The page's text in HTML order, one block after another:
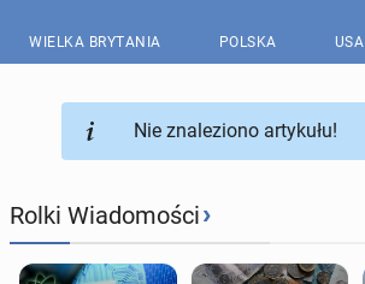
WIELKA BRYTANIA POLSKA USA
Nie znaleziono artykułu!
Rolki Wiadomości›